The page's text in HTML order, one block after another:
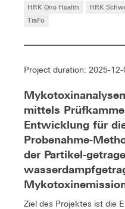
HRK One Health HRK
TraFo
Project duration: 2025-
mittels
Entwicklung für
Probenahme-
der Partikel-
Ziel des Projektes ist die